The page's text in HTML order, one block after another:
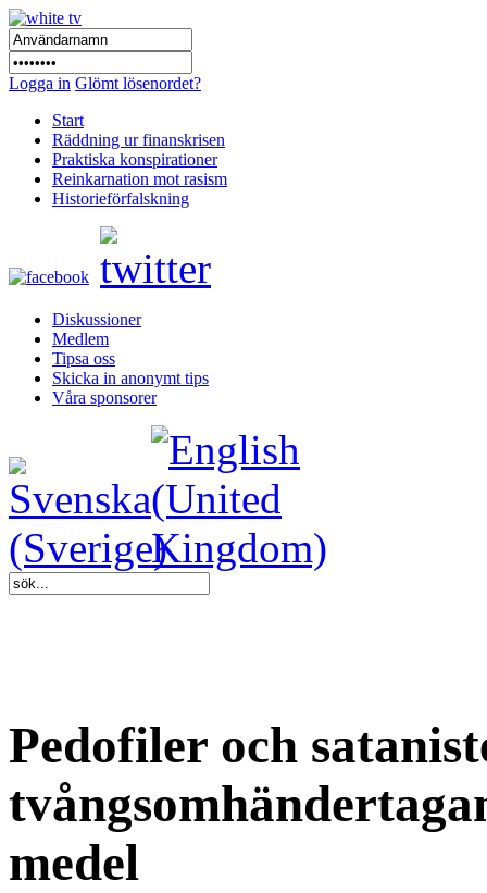
Logga in Glömt lösenordet?
Start
Räddning ur finanskrisen
Praktiska konspirationer
Reinkarnation mot rasism
Historieförfalskning
Diskussioner
Medlem
Tipsa oss
Skicka in anonymt tips
Våra sponsorer
Pedofiler och
medel